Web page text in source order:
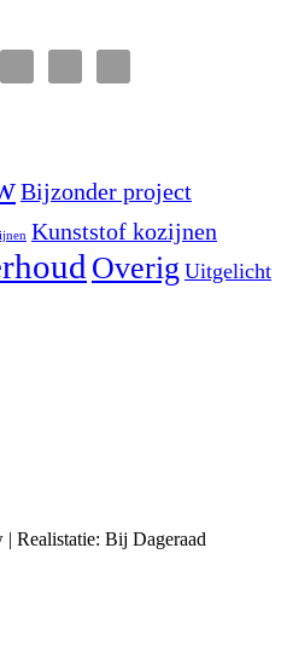
Bijzonder project
Kunststof kozijnen
Overig Uitgelicht
Realistatie: Bij Dageraad